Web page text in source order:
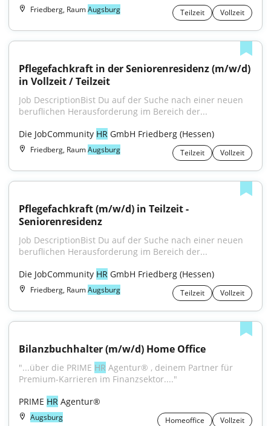
Friedberg, RaumAugsburg Teilzeit Vollzeit
Pflegefachkraft in der Seniorenresidenz (m/w/d)
in Vollzeit / Teilzeit
Job DescriptionBist Du auf der Suche nach einer neuen
beruflichen Herausforderung im Bereich der...
Die JobCommunity HR GmbH Friedberg (Hessen)
Friedberg, RaumAugsburg Teilzeit Vollzeit
Pflegefachkraft (m/w/d) in Teilzeit -
Seniorenresidenz
Job DescriptionBist Du auf der Suche nach einer neuen
beruflichen Herausforderung im Bereich der...
Die JobCommunity HR GmbH Friedberg (Hessen)
Friedberg, RaumAugsburg Teilzeit Vollzeit
Bilanzbuchhalter (m/w/d) Home Office
"...über die PRIME HR Agentur® , deinem Partner für
Premium-Karrieren im Finanzsektor...."
PRIME HR Agentur®
Augsburg Homeoffice Vollzeit